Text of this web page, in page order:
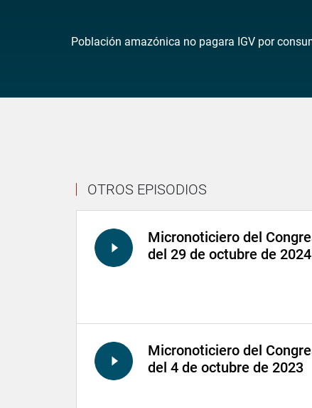
Población amazónica no pagara IGV por
OTROS EPISODIOS
Micronoticiero del
del 29 de octubre de 2024
Micronoticiero del
del 4 de octubre de 2023